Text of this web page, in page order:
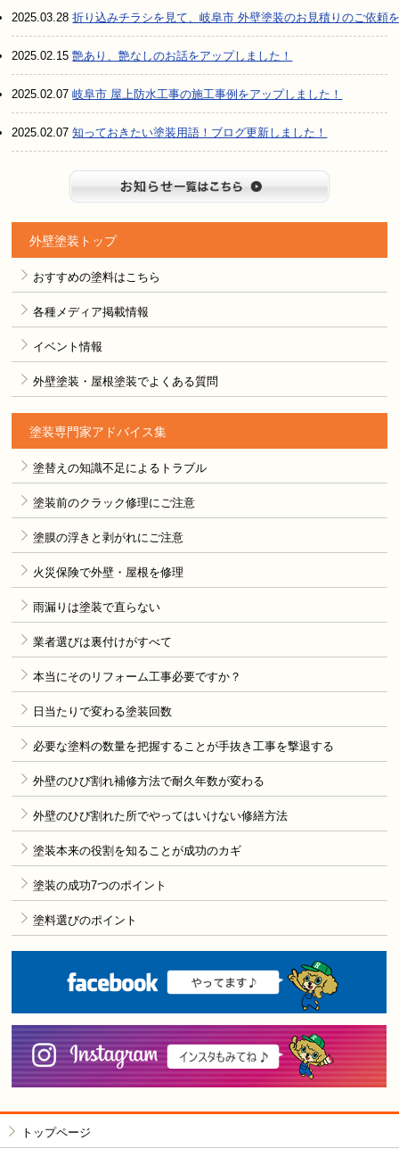
2025.03.28折り込みチラシを見て、岐阜市 外壁塗装のお見積りのご依頼
2025.02.15艶あり、艶なしのお話をアップしました！
2025.02.07岐阜市 屋上防水工事の施工事例をアップしました！
2025.02.07知っておきたい塗装用語！ブログ更新しました！
外壁塗装トップ
おすすめの塗料はこちら
各種メディア掲載情報
イベント情報
外壁塗装・屋根塗装でよくある質問
塗装専門家アドバイス集
塗替えの知識不足によるトラブル
塗装前のクラック修理にご注意
塗膜の浮きと剥がれにご注意
火災保険で外壁・屋根を修理
雨漏りは塗装で直らない
業者選びは裏付けがすべて
本当にそのリフォーム工事必要ですか？
日当たりで変わる塗装回数
必要な塗料の数量を把握することが手抜き工事を撃退する
外壁のひび割れ補修方法で耐久年数が変わる
外壁のひび割れた所でやってはいけない修繕方法
塗装本来の役割を知ることが成功のカギ
塗装の成功7つのポイント
塗料選びのポイント
トップページ